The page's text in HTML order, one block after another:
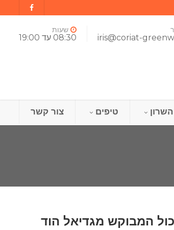
iris@coriat-
שעות
08:30 עד 19:00
צור קשר טיפים
המבוקש מגדיאל הוד